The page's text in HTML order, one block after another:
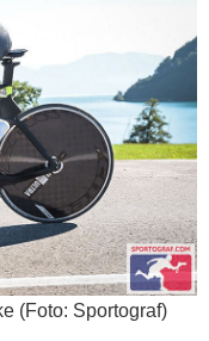
(Foto: Sportograf)